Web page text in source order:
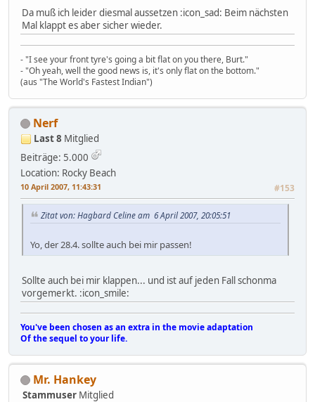
Da muß ich leider diesmal aussetzen :icon_sad: Beim nächsten
Mal klappt es aber sicher wieder.
- "I see your front tyre's going a bit flat on you there, Burt."
- "Oh yeah, well the good news is, it's only flat on the bottom."
(aus "The World's Fastest Indian")
Nerf
Last 8 Mitglied
Beiträge: 5.000
Location: Rocky Beach
10 April 2007, 11:43:31 #153
Zitat von: Hagbard Celine am 6 April 2007, 20:05:51
Yo, der 28.4. sollte auch bei mir passen!
Sollte auch bei mir klappen... und ist auf jeden Fall schonma
vorgemerkt. :icon_smile:
You've been chosen as an extra in the movie adaptation
Of the sequel to your life.
Mr. Hankey
Stammuser Mitglied